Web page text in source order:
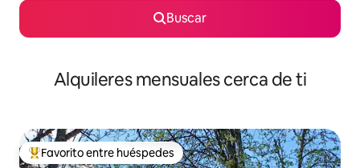
Buscar
Alquileres mensuales cerca de ti
Favorito entre huéspedes preferido
Favorito entre huéspedes